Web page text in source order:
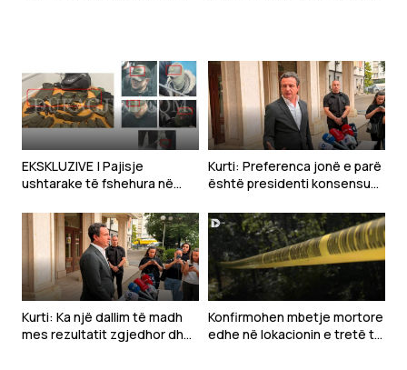
EKSKLUZIVE | Pajisje
ushtarake të fshehura në
“Mbrojtjen Civile” – kapelat
përputhen me ato të
përdorura nga pjesëtarët e
saj
Kurti: Preferenca jonë e parë
është presidenti konsensual,
Kurti: Ka një dallim të madh
mes rezultatit zgjedhor dhe
Konfirmohen mbetje mortore
edhe në lokacionin e tretë të